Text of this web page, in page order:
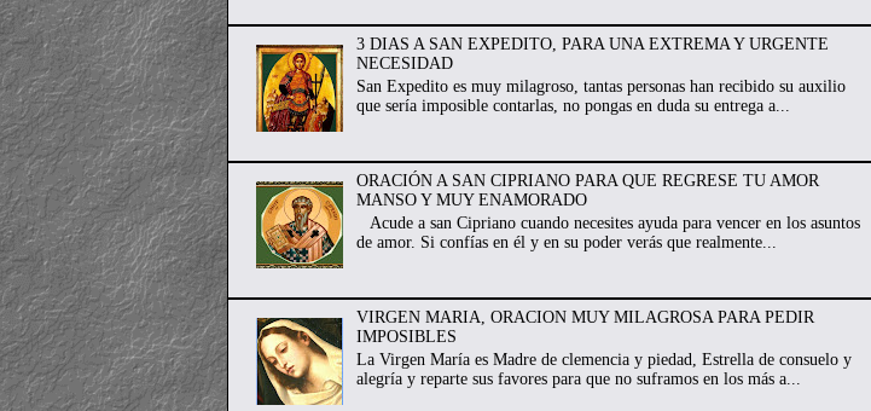
3 DIAS A SAN EXPEDITO, PARA UNA EXTREMA Y URGENTE
NECESIDAD
San Expedito es muy milagroso, tantas personas han recibido su auxilio
que sería imposible contarlas, no pongas en duda su entrega a...
ORACIÓN A SAN CIPRIANO PARA QUE REGRESE TU AMOR
MANSO Y MUY ENAMORADO
Acude a san Cipriano cuando necesites ayuda para vencer en los asuntos
de amor. Si confías en él y en su poder verás que realmente...
VIRGEN MARIA, ORACION MUY MILAGROSA PARA PEDIR
IMPOSIBLES
La Virgen María es Madre de clemencia y piedad, Estrella de consuelo y
alegría y reparte sus favores para que no suframos en los más a...